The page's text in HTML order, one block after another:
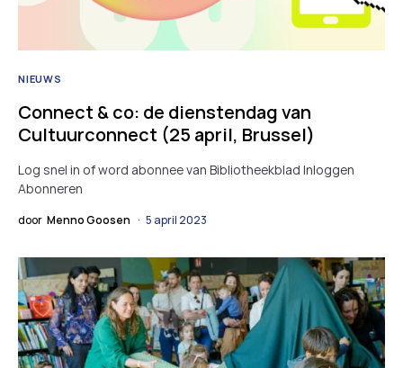
NIEUWS
Connect & co: de dienstendag van
Cultuurconnect (25 april, Brussel)
Log snel in of word abonnee van Bibliotheekblad Inloggen
Abonneren
door Menno Goosen 5 april 2023